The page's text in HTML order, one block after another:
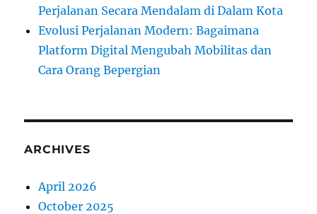
Perjalanan Secara Mendalam di Dalam Kota
Evolusi Perjalanan Modern: Bagaimana
Platform Digital Mengubah Mobilitas dan
Cara Orang Bepergian
ARCHIVES
April 2026
October 2025